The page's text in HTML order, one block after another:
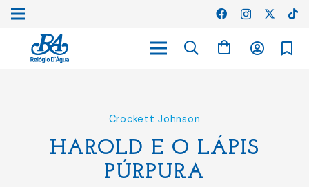
Crockett Johnson
HAROLD E O LÁPIS
PÚRPURA